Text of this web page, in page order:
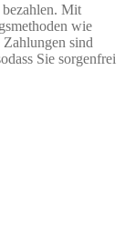
bezahlen. Mit
wie
sind
Sie sorgenfrei